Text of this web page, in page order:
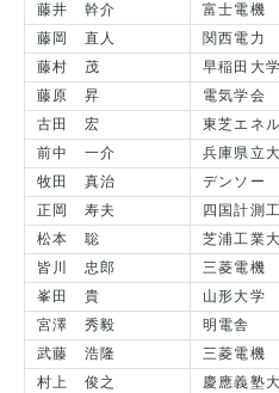
藤井 幹介
富士電機
藤岡 直人
関西電力
藤村 茂
早稲田大学
藤原 昇
電気学会
古田 宏
東芝エネ
前中 一介
兵庫県立
牧田 真治
デンソー
正岡 寿夫
四国計測
松本 聡
芝浦工業
皆川 忠郎
三菱電機
峯田 貴
山形大学
宮澤 秀毅
明電舎
武藤 浩隆
三菱電機
村上 俊之
慶應義塾